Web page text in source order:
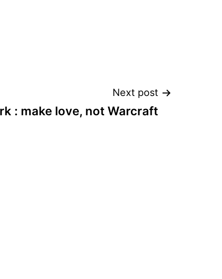
Next post
: make love, not Warcraft